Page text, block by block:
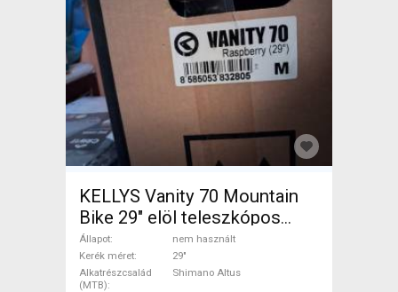
KELLYS Vanity 70 Mountain
Bike 29" elöl teleszkópos
Shimano Altus nem használt
ELADÓ
Állapot
nem használt
Kerék méret
29"
Alkatrészcsalád
(MTB)
Shimano Altus